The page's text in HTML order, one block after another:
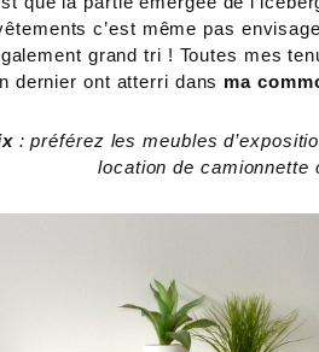
c’est même pas
grand tri ! Toutes mes
dernier ont atterri dans ma
: préférez les meubles
location de camionnette